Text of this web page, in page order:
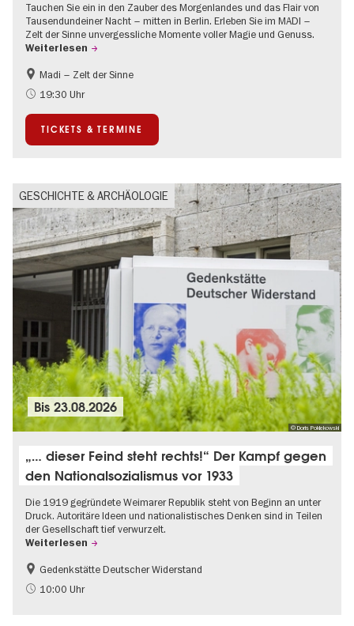
Tauchen Sie ein in den Zauber des Morgenlandes und das Flair von
Tausendundeiner Nacht – mitten in Berlin. Erleben Sie im MADI –
Zelt der Sinne unvergessliche Momente voller Magie und Genuss.
Weiterlesen
Food
International
Madi – Zelt der Sinne
19:30 Uhr
TICKETS & TERMINE
GESCHICHTE & ARCHÄOLOGIE
© Doris Poklekowski
Bis23.08.2026
„… dieser Feind steht rechts!“ Der Kampf gegen
den Nationalsozialismus vor 1933
Die 1919 gegründete Weimarer Republik steht von Beginn an unter
Druck. Autoritäre Ideen und nationalistisches Denken sind in Teilen
der Gesellschaft tief verwurzelt.
Weiterlesen
Gratis
NS-Geschichte
Gedenkstätte Deutscher Widerstand
10:00 Uhr